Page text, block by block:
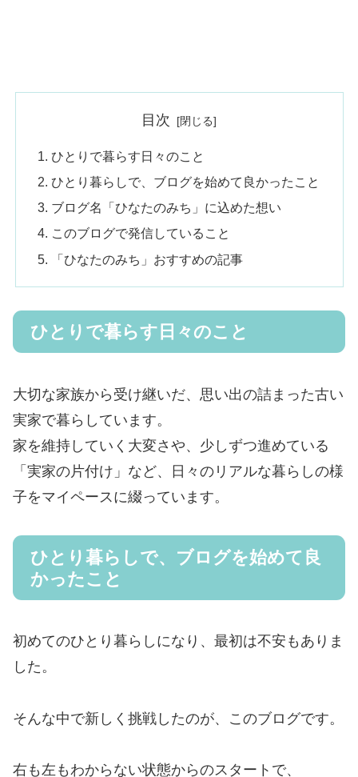
目次
ひとりで暮らす日々のこと
ひとり暮らしで、ブログを始めて良かったこと
ブログ名「ひなたのみち」に込めた想い
このブログで発信していること
「ひなたのみち」おすすめの記事
ひとりで暮らす日々のこと
大切な家族から受け継いだ、思い出の詰まった古い
実家で暮らしています。
家を維持していく大変さや、少しずつ進めている
「実家の片付け」など、日々のリアルな暮らしの様
子をマイペースに綴っています。
ひとり暮らしで、ブログを始めて良
かったこと
初めてのひとり暮らしになり、最初は不安もありま
した。
そんな中で新しく挑戦したのが、このブログです。
右も左もわからない状態からのスタートで、